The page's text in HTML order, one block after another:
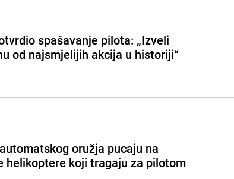
spašavanje pilota: „Izveli
od najsmjelijih akcija u historiji“
oružja pucaju na
helikoptere koji tragaju za pilotom